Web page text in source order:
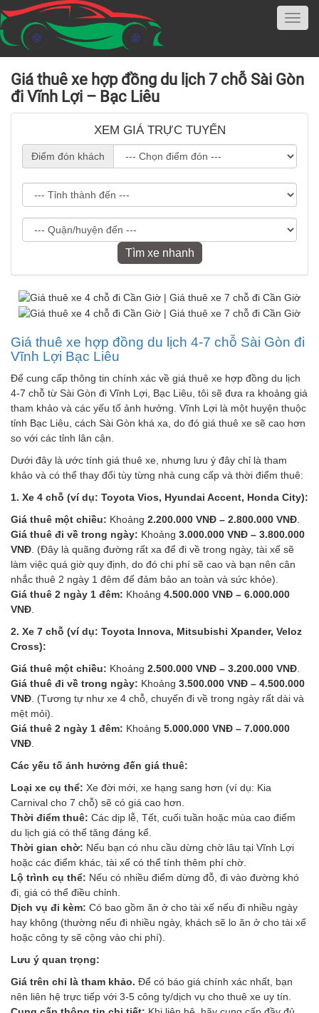
Giá thuê xe hợp đồng du lịch 7 chỗ Sài Gòn
đi Vĩnh Lợi – Bạc Liêu
XEM GIÁ TRỰC TUYẾN
Điểm đón khách
Tìm xe nhanh
Giá thuê xe hợp đồng du lịch 4-7 chỗ Sài Gòn đi
Vĩnh Lợi Bạc Liêu
Để cung cấp thông tin chính xác về giá thuê xe hợp đồng du lịch
4-7 chỗ từ Sài Gòn đi Vĩnh Lợi, Bạc Liêu, tôi sẽ đưa ra khoảng giá
tham khảo và các yếu tố ảnh hưởng. Vĩnh Lợi là một huyện thuộc
tỉnh Bạc Liêu, cách Sài Gòn khá xa, do đó giá thuê xe sẽ cao hơn
so với các tỉnh lân cận.
Dưới đây là ước tính giá thuê xe, nhưng lưu ý đây chỉ là tham
khảo và có thể thay đổi tùy từng nhà cung cấp và thời điểm thuê:
1. Xe 4 chỗ (ví dụ: Toyota Vios, Hyundai Accent, Honda City):
Giá thuê một chiều: Khoảng 2.200.000 VNĐ – 2.800.000 VNĐ
Giá thuê đi về trong ngày: Khoảng 3.000.000 VNĐ – 3.800.000
VNĐ . (Đây là quãng đường rất xa để đi về trong ngày, tài xế sẽ
làm việc quá giờ quy định, do đó chi phí sẽ cao và bạn nên cân
nhắc thuê 2 ngày 1 đêm để đảm bảo an toàn và sức khỏe).
Giá thuê 2 ngày 1 đêm: Khoảng 4.500.000 VNĐ – 6.000.000
VNĐ
2. Xe 7 chỗ (ví dụ: Toyota Innova, Mitsubishi Xpander, Veloz
Cross):
Giá thuê một chiều: Khoảng 2.500.000 VNĐ – 3.200.000 VNĐ
Giá thuê đi về trong ngày: Khoảng 3.500.000 VNĐ – 4.500.000
VNĐ . (Tương tự như xe 4 chỗ, chuyến đi về trong ngày rất dài và
mệt mỏi).
Giá thuê 2 ngày 1 đêm: Khoảng 5.000.000 VNĐ – 7.000.000
VNĐ
Các yếu tố ảnh hưởng đến giá thuê:
Loại xe cụ thể: Xe đời mới, xe hạng sang hơn (ví dụ: Kia
Carnival cho 7 chỗ) sẽ có giá cao hơn.
Thời điểm thuê: Các dịp lễ, Tết, cuối tuần hoặc mùa cao điểm
du lịch giá có thể tăng đáng kể.
Thời gian chờ: Nếu bạn có nhu cầu dừng chờ lâu tại Vĩnh Lợi
hoặc các điểm khác, tài xế có thể tính thêm phí chờ.
Lộ trình cụ thể: Nếu có nhiều điểm dừng đỗ, đi vào đường khó
đi, giá có thể điều chỉnh.
Dịch vụ đi kèm: Có bao gồm ăn ở cho tài xế nếu đi nhiều ngày
hay không (thường nếu đi nhiều ngày, khách sẽ lo ăn ở cho tài xế
hoặc công ty sẽ cộng vào chi phí).
Lưu ý quan trọng:
Giá trên chỉ là tham khảo. Để có báo giá chính xác nhất, bạn
nên liên hệ trực tiếp với 3-5 công ty/dịch vụ cho thuê xe uy tín.